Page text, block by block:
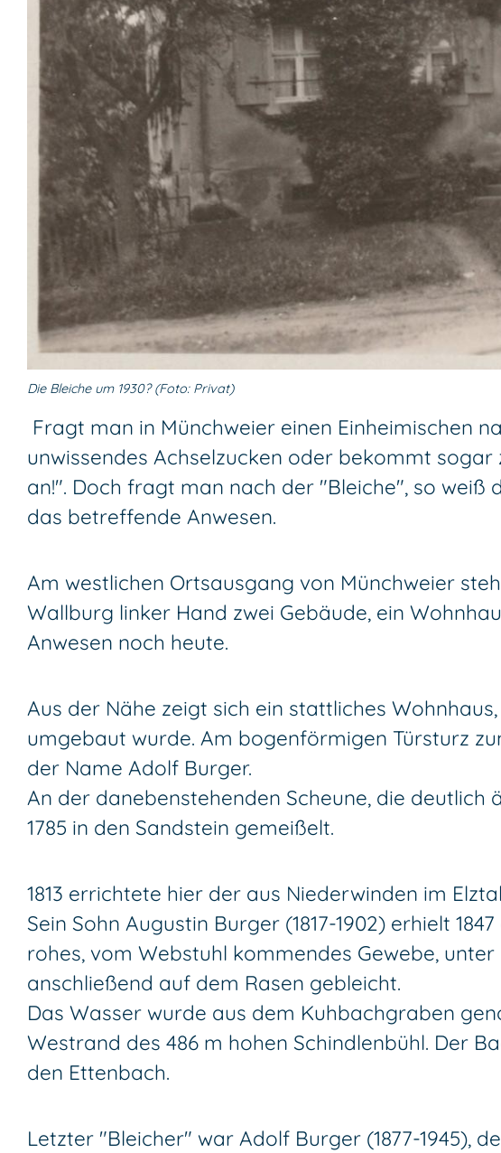
Die Bleiche um 1930? (Foto: Privat)
Fragt man in Münchweier einen Einheimischen
unwissendes Achselzucken oder bekommt
an!". Doch fragt man nach der "Bleiche", so
das betreffende Anwesen.
Am westlichen Ortsausgang von Münchweier
Wallburg linker Hand zwei Gebäude, ein
Anwesen noch heute.
Aus der Nähe zeigt sich ein stattliches
umgebaut wurde. Am bogenförmigen Türsturz
der Name Adolf Burger.
An der danebenstehenden Scheune, die
1785 in den Sandstein gemeißelt.
1813 errichtete hier der aus Niederwinden im
Sein Sohn Augustin Burger (1817-1902) erhielt
rohes, vom Webstuhl kommendes Gewebe,
anschließend auf dem Rasen gebleicht.
Das Wasser wurde aus dem Kuhbachgraben
Westrand des 486 m hohen Schindlenbühl. Der
den Ettenbach.
Letzter "Bleicher" war Adolf Burger (1877-1945),